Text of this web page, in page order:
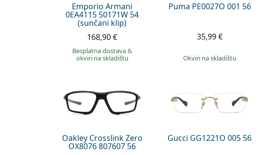
Emporio Armani
0EA4115 50171W 54
(sunčani klip)
168,90 €
Besplatna dostava&
okviri na skladištu
Puma PE0027O 001 56
35,99 €
okviri na skladištu
Oakley Crosslink Zero
OX8076 807607 56
Gucci GG1221O 005 56